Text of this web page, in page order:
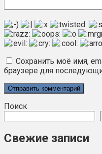
Сохранить моё имя,
браузере для
Поиск
Свежие записи